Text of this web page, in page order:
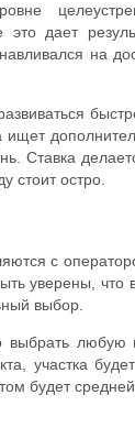
дает
на
Ставка
стоит остро.
с
что в
выбор.
выбрать
участка
будет